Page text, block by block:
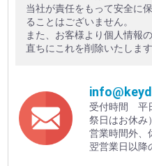
当社が責任をもって安全に
ることはございません。
また、お客様より個人情報
直ちにこれを削除いたします
受付時間 平
祭日はお休み）
営業時間外、
翌営業日以降